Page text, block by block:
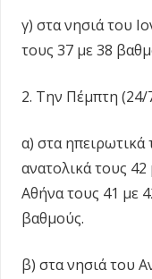
γ) στα νησιά του
τους 37 με 38
2. Την Πέμπτη (24/
α) στα ηπειρωτικά
ανατολικά τους
Αθήνα τους 41 με
βαθμούς.
β) στα νησιά του